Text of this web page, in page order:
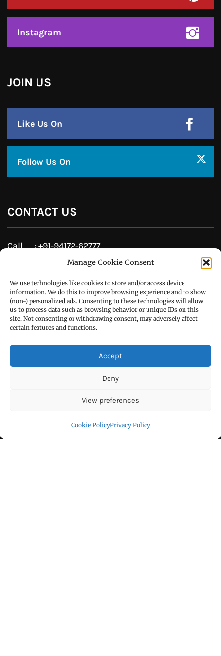
Manage Cookie Consent
We use technologies like cookies to store and/or access device
information. We do this to improve browsing experience and to show
(non-) personalized ads. Consenting to these technologies will allow
us to process data such as browsing behavior or unique IDs on this
site. Not consenting or withdrawing consent, may adversely affect
certain features and functions.
Accept
Deny
View preferences
Cookie PolicyPrivacy Policy
FIND US
Click to accept marketing cookies and
enable this content
Copyright © All right reserved Powered by TechyBuddies
हिन्दी / ਹਿੰਦੀ
पंजाबी / ਪੰਜਾਬੀ